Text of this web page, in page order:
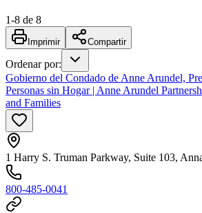
1-8 de 8
Imprimir Compartir
Ordenar por:
Gobierno del Condado de Anne Arundel,
Personas sin Hogar | Anne Arundel
and Families
1 Harry S. Truman Parkway, Suite 103,
800-485-0041